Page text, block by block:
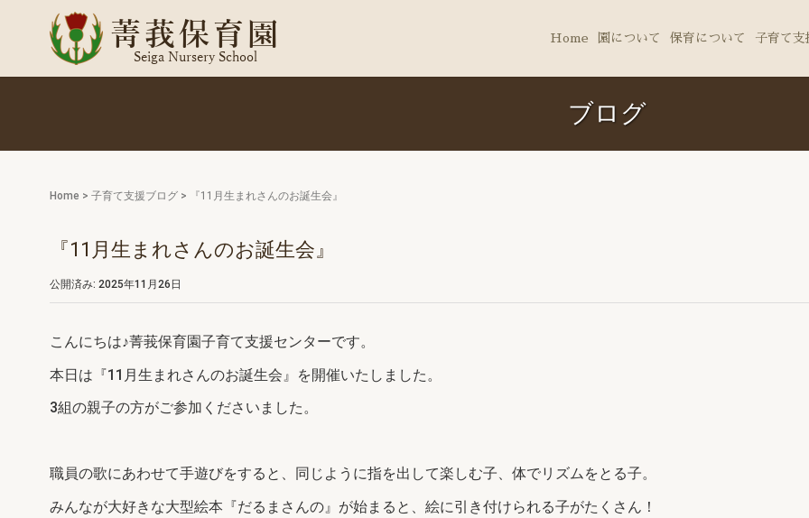
Home 園について 保育について 子育て支
ブログ
Home >子育て支援ブログ > 『11月生まれさんのお誕生会』
『11月生まれさんのお誕生会』
公開済み: 2025年11月26日
こんにちは♪菁莪保育園子育て支援センターです。
本日は『11月生まれさんのお誕生会』を開催いたしました。
3組の親子の方がご参加くださいました。
職員の歌にあわせて手遊びをすると、同じように指を出して楽しむ子、体でリズムをとる子。
みんなが大好きな大型絵本『だるまさんの』が始まると、絵に引き付けられる子がたくさん！